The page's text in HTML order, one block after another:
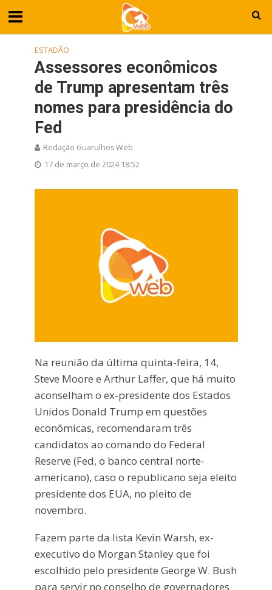
ESTADÃO
Assessores econômicos
de Trump apresentam três
nomes para presidência do
Fed
Redação Guarulhos Web
17 de março de 2024 18:52
Na reunião da última quinta-feira, 14,
Steve Moore e Arthur Laffer, que há muito
aconselham o ex-presidente dos Estados
Unidos Donald Trump em questões
econômicas, recomendaram três
candidatos ao comando do Federal
Reserve (Fed, o banco central norte-
americano), caso o republicano seja eleito
presidente dos EUA, no pleito de
novembro.
Fazem parte da lista Kevin Warsh, ex-
executivo do Morgan Stanley que foi
escolhido pelo presidente George W. Bush
para servir no conselho de governadores